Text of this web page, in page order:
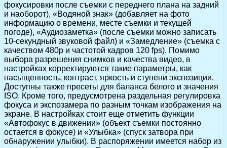
фокусировки после съемки с переднего плана на задний
и наоборот), «Водяной знак» (добавляет на фото
информацию о времени, месте съемки и текущей
погоде), «Аудиозаметка» (после съемки можно записать
10-секундный звуковой файл) и «Замедление» (съемка с
качеством 480р и частотой кадров 120 fps). Помимо
выбора разрешения снимков и качества видео, в
настройках корректируются такие параметры, как
насыщенность, контраст, яркость и ступени экспозиции.
Доступны также пресеты для баланса белого и значения
ISO. Кроме того, предусмотрена раздельная регулировка
фокуса и экспозамера по разным точкам изображения на
экране. В настройках стоит еще отметить функции
«Автофокус в движении» (объект съемки постоянно
остается в фокусе) и «Улыбка» (спуск затвора при
обнаружении улыбки). В распоряжении имеется набор из